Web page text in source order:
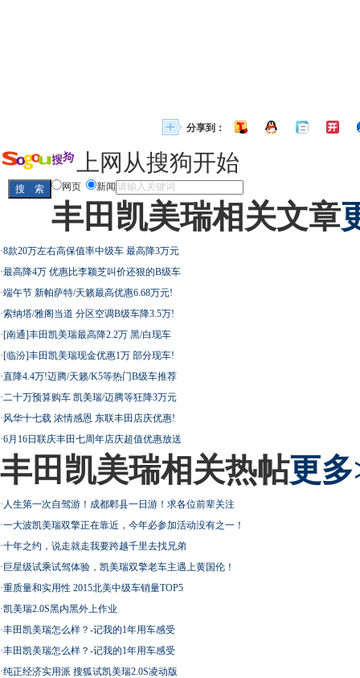
分享到：
上网从搜狗开始
网页 新闻
丰田凯美瑞相关文章
·8款20万左右高保值率中级车 最高降3万元
·最高降4万 优惠比李颖芝叫价还狠的B级车
·端午节 新帕萨特/天籁最高优惠6.68万元!
·索纳塔/雅阁当道 分区空调B级车降3.5万!
·[南通]丰田凯美瑞最高降2.2万 黑/白现车
·[临汾]丰田凯美瑞现金优惠1万 部分现车!
·直降4.4万!迈腾/天籁/K5等热门B级车推荐
·二十万预算购车 凯美瑞/迈腾等狂降3万元
· 风华十七载 浓情感恩 东联丰田店庆优惠!
·6月16日联庆丰田七周年店庆超值优惠放送
丰田凯美瑞相关热帖更
· 人生第一次自驾游！成都郫县一日游！求各位前辈关注
·一大波凯美瑞双擎正在靠近，今年必参加活动没有之一！
·十年之约，说走就走我要跨越千里去找兄弟
·巨星级试乘试驾体验，凯美瑞双擎老车主遇上黄国伦！
·重质量和实用性 2015北美中级车销量TOP5
·凯美瑞2.0S黑内黑外上作业
·丰田凯美瑞怎么样？-记我的1年用车感受
·丰田凯美瑞怎么样？-记我的1年用车感受
·纯正经济实用派 搜狐试凯美瑞2.0S凌动版